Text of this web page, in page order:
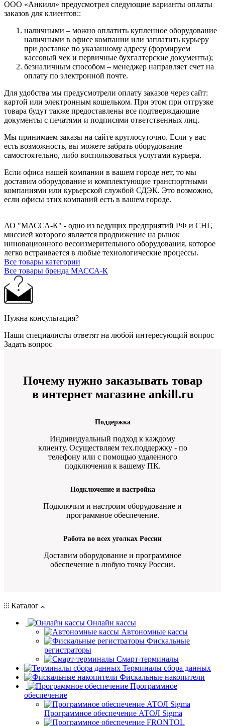
ООО «Анкилл» предусмотрел следующие варианты оплаты
заказов для клиентов::
наличными – можно оплатить купленное оборудование
наличными в офисе компании или заплатить курьеру
при доставке по указанному адресу (формируем
кассовый чек и первичные бухгалтерские документы);
безналичным способом – менеджер направляет счет на
оплату по электронной почте.
Для удобства мы предусмотрели оплату заказов через сайт:
картой или электронным кошельком. При этом при отгрузке
товара будут также предоставлены все подтверждающие
документы с печатями и подписями ответственных лиц.
Мы принимаем заказы на сайте круглосуточно. Если у вас
есть возможность, вы можете забрать оборудование
самостоятельно, либо воспользоваться услугами курьера.
Если офиса нашей компании в вашем городе нет, то мы
доставим оборудование и комплектующие транспортными
компаниями или курьерской службой СДЭК. Это возможно,
если офисы этих компаний есть в вашем городе.
АО "МАССА-К" - одно из ведущих предприятий РФ и СНГ,
миссией которого является продвижение на рынок
инновационного весоизмерительного оборудования, которое
легко встраивается в любые технологические процессы.
Все товары категории
Все товары бренда МАССА-К
Нужна консультация?
Наши специалисты ответят на любой интересующий вопрос
Задать вопрос
Почему нужно заказывать товар
в интернет магазине ankill.ru
Поддержка
Индивидуальный подход к каждому
клиенту. Осуществляем тех.поддержку - по
телефону или с помощью удаленного
подключения к вашему ПК.
Подключение и настройка
Подключим и настроим оборудование и
программное обеспечение.
Работа во всех уголках России
Доставим оборудование и программное
обеспечение в любую точку России.
Каталог
Онлайн кассы
Автономные кассы
Фискальные
регистраторы
Смарт-терминалы
Терминалы сбора данных
Фискальные накопители
Программное
обеспечение
Программное обеспечение АТОЛ Sigma